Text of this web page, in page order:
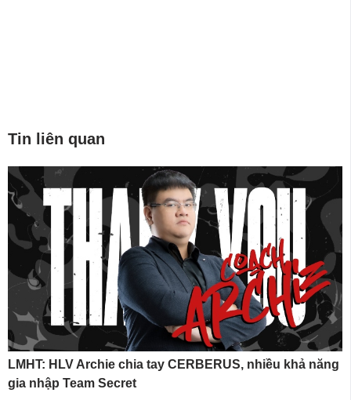
Tin liên quan
LMHT: HLV Archie chia tay CERBERUS, nhiều khả năng
gia nhập Team Secret